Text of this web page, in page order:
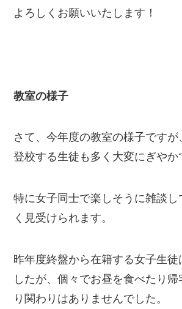
よろしくお願いいたします！
教室の様子
さて、今年度の教室の様子ですが
登校する生徒も多く大変にぎやか
特に女子同士で楽しそうに雑談し
く見受けられます。
昨年度終盤から在籍する女子生徒
したが、個々でお昼を食べたり帰
り関わりはありませんでした。